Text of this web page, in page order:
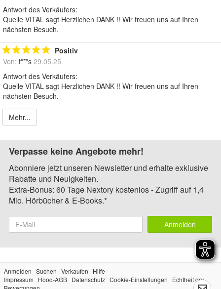
Antwort des Verkäufers:
Quelle VITAL sagt Herzlichen DANK !! Wir freuen uns auf Ihren
nächsten Besuch.
Positiv
Von: t***s 29.05.25
Antwort des Verkäufers:
Quelle VITAL sagt Herzlichen DANK !! Wir freuen uns auf Ihren
nächsten Besuch.
Mehr...
Verpasse keine Angebote mehr!
Abonniere jetzt unseren Newsletter und erhalte exklusive
Rabatte und Neuigkeiten.
Extra-Bonus: 60 Tage Nextory kostenlos - Zugriff auf 1,4
Mio. Hörbücher & E-Books.*
Anmelden
Anmelden Suchen Verkaufen
Hilfe
Impressum
Hood-AGB Datenschutz Cookie-Einstellungen
Echtheit der